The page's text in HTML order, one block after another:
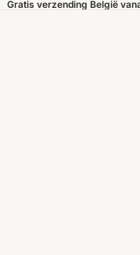
Gratis verzending België